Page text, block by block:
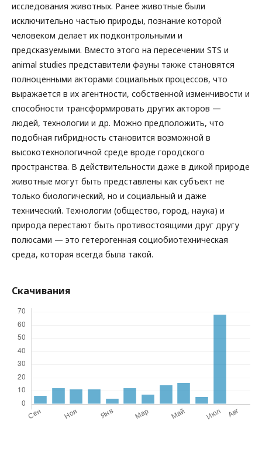
исследования животных. Ранее животные были
исключительно частью природы, познание которой
человеком делает их подконтрольными и
предсказуемыми. Вместо этого на пересечении STS и
animal studies представители фауны также становятся
полноценными акторами социальных процессов, что
выражается в их агентности, собственной изменчивости и
способности трансформировать других акторов —
людей, технологии и др. Можно предположить, что
подобная гибридность становится возможной в
высокотехнологичной среде вроде городского
пространства. В действительности даже в дикой природе
животные могут быть представлены как субъект не
только биологический, но и социальный и даже
технический. Технологии (общество, город, наука) и
природа перестают быть противостоящими друг другу
полюсами — это гетерогенная социобиотехническая
среда, которая всегда была такой.
Скачивания